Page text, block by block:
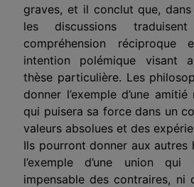
graves, et il conclut que,
les discussions
compréhension
intention polémique visant
thèse particulière. Les
donner l’exemple d’une
qui puisera sa force dans un
valeurs absolues et des
Ils pourront donner aux autres
l’exemple d’une union
impensable des contraires, ni